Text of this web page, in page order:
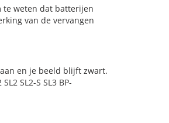
te weten dat batterijen
van de vervangen
en je beeld blijft zwart.
SL2-S SL3 BP-